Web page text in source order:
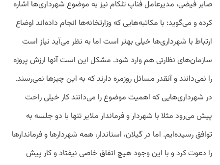
صابر فیضی، مدیرعامل فناپ تلکام نیز به موضوع شهرداری‌ها اشاره
کرده و می‌گوید: با مکاتبه‌هایی که وزارتخانه‌ها انجام داده‌اند اوضاع
ارتباط با شهرداری‌ها خیلی بهتر است اما به نظر می‌آید نیاز است
سازمان‌های نظارتی هم وارد شود. مشکل این است آنها ارزش پروژه
را نمی‌دانند و آنقدر مسائل روزمره دارند که به این چیزها نمی‌رسند.
در شهرداری‌هایی که اهمیت موضوع را می‌دانند کار خیلی راحت
پیش می‌رود مثلا با شهردار و فرماندار ملایر تنها با دو جلسه به
توافق رسیده‌ایم. اما در گیلان، استاندار، همه شهردارها و فرماندارها
را دعوت کرد و با این وجود هیچ اتفاق خاصی نیفتاد و کار پیش